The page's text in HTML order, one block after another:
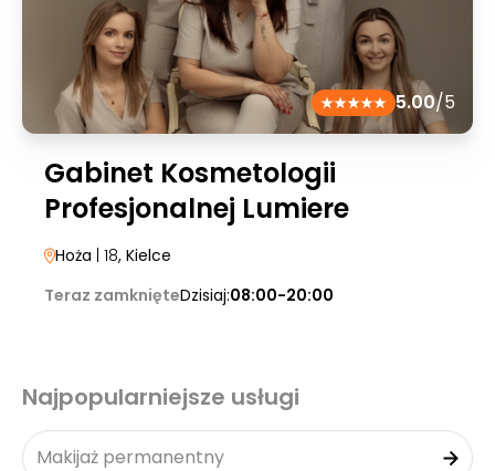
5.00/5
Gabinet Kosmetologii
Profesjonalnej Lumiere
Hoża | 18, Kielce
Teraz zamknięteDzisiaj:08:00-20:00
Najpopularniejsze usługi
Makijaż permanentny